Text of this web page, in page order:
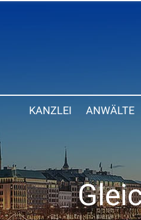
KANZLEI ANWÄLTE